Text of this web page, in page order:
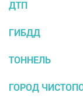
ДТП
ГИБДД
ТОННЕЛЬ
ГОРОД